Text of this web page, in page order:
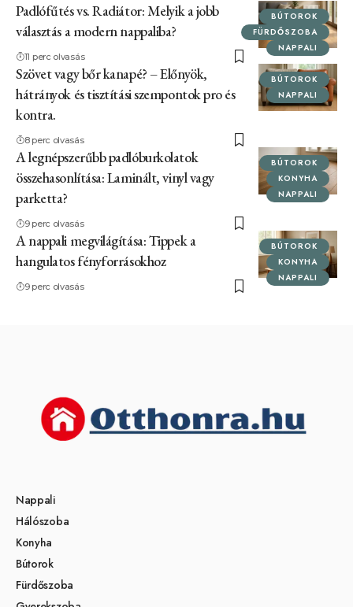
BÚTOROK
FÜRDŐSZOBA
NAPPALI
Padlófűtés vs. Radiátor: Melyik a jobb
választás a modern nappaliba?
11 perc olvasás
BÚTOROK
NAPPALI
Szövet vagy bőr kanapé? – Előnyök,
hátrányok és tisztítási szempontok pro és
kontra.
8 perc olvasás
BÚTOROK
KONYHA
NAPPALI
A legnépszerűbb padlóburkolatok
összehasonlítása: Laminált, vinyl vagy
parketta?
9 perc olvasás
BÚTOROK
KONYHA
NAPPALI
A nappali megvilágítása: Tippek a
hangulatos fényforrásokhoz
9 perc olvasás
Nappali
Hálószoba
Konyha
Bútorok
Fürdőszoba